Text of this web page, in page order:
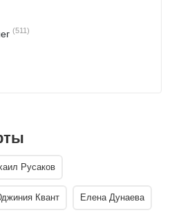
(511)
Русаков
Квант Елена Дунаева